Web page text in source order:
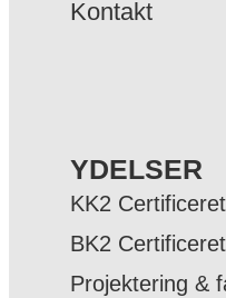
Kontakt
YDELSER
KK2
BK2
Projektering &